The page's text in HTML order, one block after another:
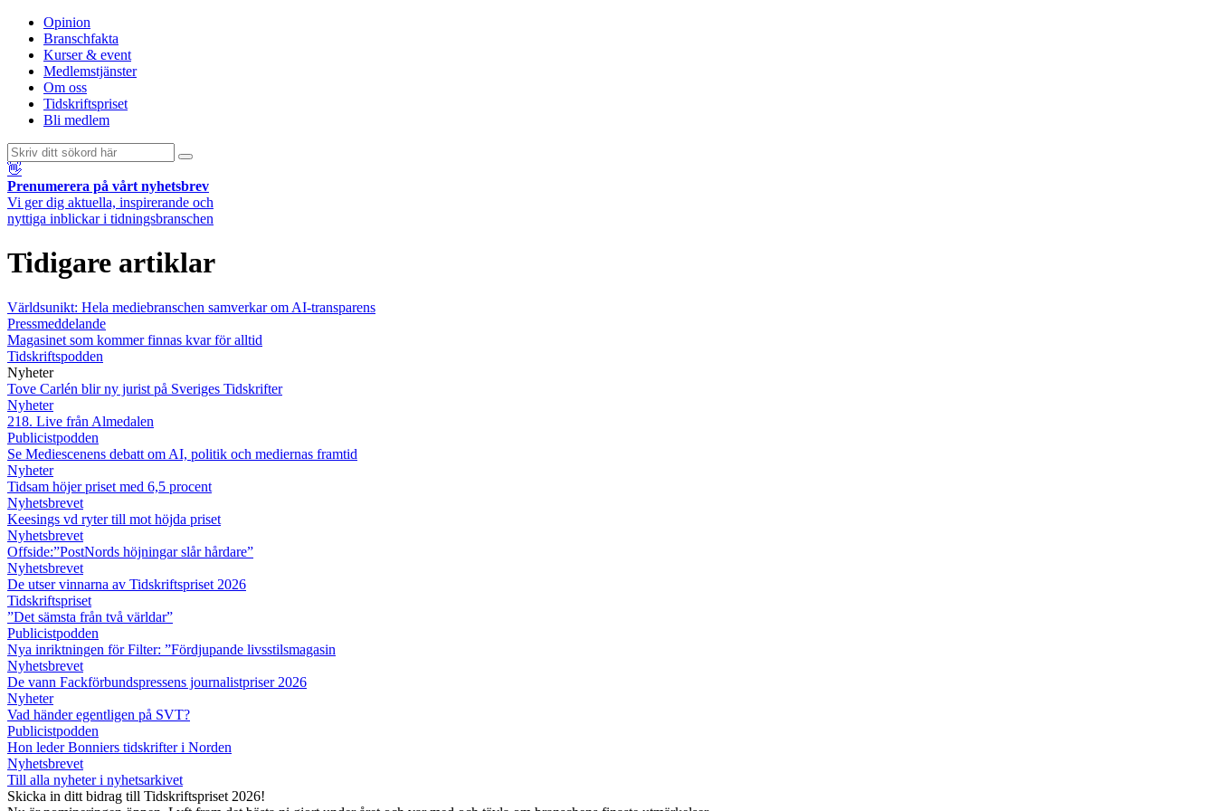
Opinion
Branschfakta
Kurser & event
Medlemstjänster
Om oss
Tidskriftspriset
Bli medlem
👋
Prenumerera på vårt nyhetsbrev
Vi ger dig aktuella, inspirerande och
nyttiga inblickar i tidningsbranschen
Tidigare artiklar
Världsunikt: Hela mediebranschen samverkar om AI-transparens
Pressmeddelande
Magasinet som kommer finnas kvar för alltid
Tidskriftspodden
Nyheter
Tove Carlén blir ny jurist på Sveriges Tidskrifter
Nyheter
218. Live från Almedalen
Publicistpodden
Se Mediescenens debatt om AI, politik och mediernas framtid
Nyheter
Tidsam höjer priset med 6,5 procent
Nyhetsbrevet
Keesings vd ryter till mot höjda priset
Nyhetsbrevet
Offside:”PostNords höjningar slår hårdare”
Nyhetsbrevet
De utser vinnarna av Tidskriftspriset 2026
Tidskriftspriset
”Det sämsta från två världar”
Publicistpodden
Nya inriktningen för Filter: ”Fördjupande livsstilsmagasin
Nyhetsbrevet
De vann Fackförbundspressens journalistpriser 2026
Nyheter
Vad händer egentligen på SVT?
Publicistpodden
Hon leder Bonniers tidskrifter i Norden
Nyhetsbrevet
Till alla nyheter i nyhetsarkivet
Skicka in ditt bidrag till Tidskriftspriset 2026!